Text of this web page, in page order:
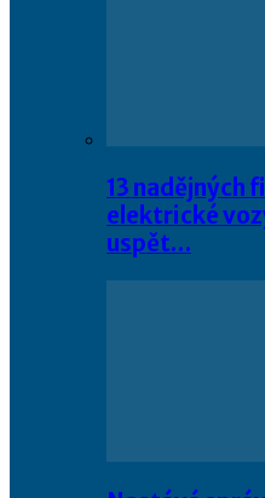
13 nadějných
elektrické
uspět…